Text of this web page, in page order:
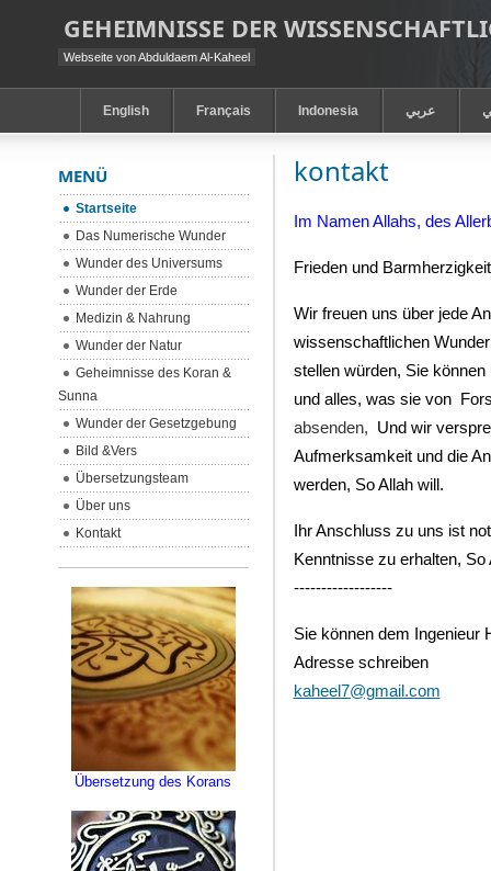
GEHEIMNISSE DER
Webseite von Abduldaem Al-Kaheel
English Français Indonesia عربي
kontakt
Im Namen Allahs, des
Frieden und
Wir freuen uns über jede
wissenschaftlichen
stellen würden, Sie
und alles, was sie von
absenden, Und wir
Aufmerksamkeit und die
werden, So Allah will.
Ihr Anschluss zu uns ist
Kenntnisse zu erhalten, So
------------------
Sie können dem Ingenieur
Adresse schreiben
kaheel7@gmail.com
MENÜ
Startseite
Das Numerische Wunder
Wunder des Universums
Wunder der Erde
Medizin & Nahrung
Wunder der Natur
Geheimnisse des Koran &
Sunna
Wunder der Gesetzgebung
Bild &Vers
Übersetzungsteam
Über uns
Kontakt
Übersetzung des Korans